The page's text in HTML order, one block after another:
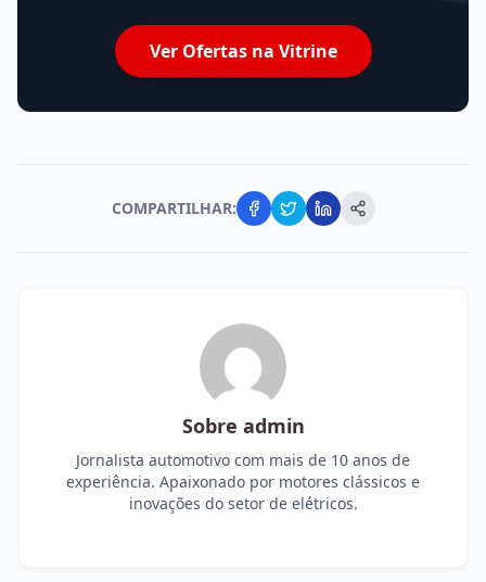
Ver Ofertas na Vitrine
COMPARTILHAR:
Sobre admin
Jornalista automotivo com mais de 10 anos de
experiência. Apaixonado por motores clássicos e
inovações do setor de elétricos.